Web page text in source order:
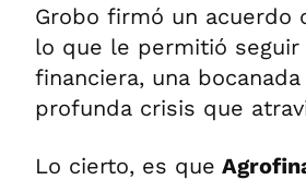
Grobo firmó un acuerdo
lo que le permitió
financiera, una
profunda crisis que
Lo cierto, es que